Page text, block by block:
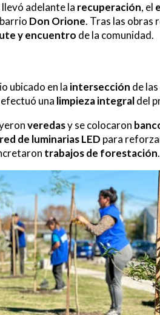
llevó adelante la recuperación, el
Don Orione. Tras las obras
y encuentro de la comunidad.
ubicado en la intersección de
una limpieza integraldel
veredasy se colocaron
red de luminarias LED para
trabajos de forestación.